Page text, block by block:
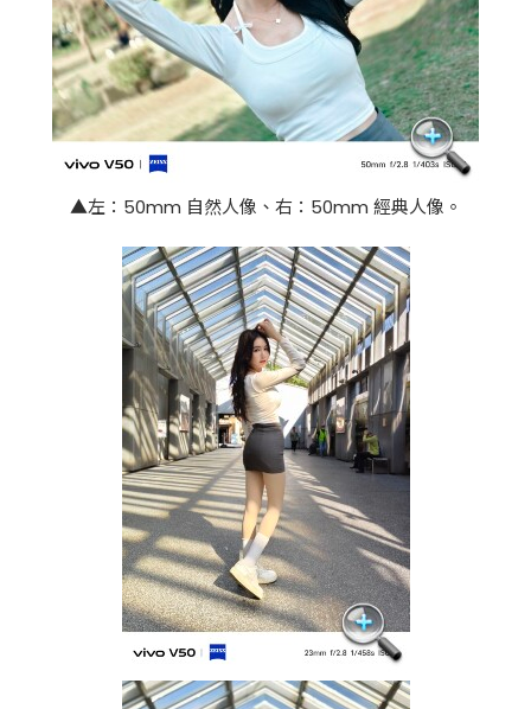
▲左：50mm 自然人像、右：50mm 經典人像。